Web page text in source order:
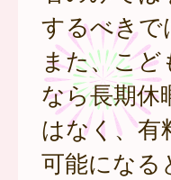
するべきで
また、こ
なら長期休
はなく、有
可能になる